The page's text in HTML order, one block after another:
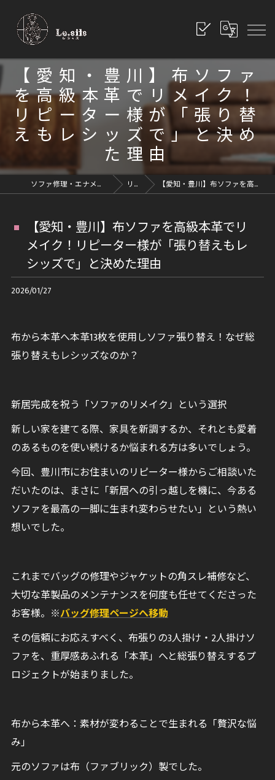
【愛知・豊川】布ソファ
を高級本革でリメイク！
リピーター様が「張り替
えもレシッズで」と決め
た理由
ソファ修理・エナメル修理・革修理なら愛知県豊川市のレシッズへ｜全国対応 リペアブログ 【愛知・豊川】布ソファを高級本革でリメイク！リピーター様が「張り替えもレシッズで」と決めた理由
【愛知・豊川】布ソファを高級本革でリ
メイク！リピーター様が「張り替えもレ
シッズで」と決めた理由
2026/01/27
布から本革へ本革13枚を使用しソファ張り替え！なぜ総
張り替えもレシッズなのか？
新居完成を祝う「ソファのリメイク」という選択
新しい家を建てる際、家具を新調するか、それとも愛着
のあるものを使い続けるか悩まれる方は多いでしょう。
今回、豊川市にお住まいのリピーター様からご相談いた
だいたのは、まさに「新居への引っ越しを機に、今ある
ソファを最高の一脚に生まれ変わらせたい」という熱い
想いでした。
これまでバッグの修理やジャケットの角スレ補修など、
大切な革製品のメンテナンスを何度も任せてくださった
お客様。※バッグ修理ページへ移動
その信頼にお応えすべく、布張りの3人掛け・2人掛けソ
ファを、重厚感あふれる「本革」へと総張り替えするプ
ロジェクトが始まりました。
布から本革へ：素材が変わることで生まれる「贅沢な悩
み」
元のソファは布（ファブリック）製でした。